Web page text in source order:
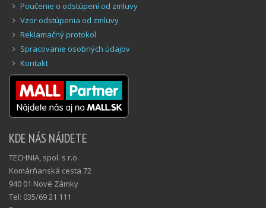
Poučenie o odstúpení od zmluvy
Vzor odstúpenia od zmluvy
Reklamačný protokol
Spracovanie osobných údajov
Kontakt
KDE NÁS NÁJDETE
TECHNIA, spol. s r.o.
Komárňanská cesta 72
940 01 Nové Zámky
Tel: 035/69 21 111